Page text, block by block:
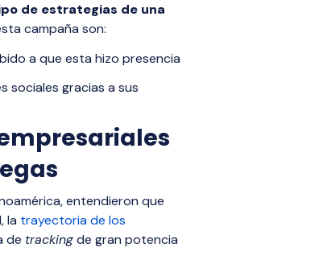
de estrategias de una
campaña son:
a que esta hizo presencia
sociales gracias a sus
entendieron que
la trayectoria de los
de trackingde gran potencia